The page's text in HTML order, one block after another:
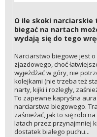
O ile skoki narciarskie
biegać na nartach
wydają się do tego
Narciarstwo biegowe jest
zjazdowego, choć
wyjeżdżać w góry, nie
kolejkami (nie trzeba też
narty, kijki i rozległy,
To zapewne kapryśna
narciarstwa biegowego.
zaśnieżać, jak to się robi
latach przez przynajmniej
dostatek białego puchu...